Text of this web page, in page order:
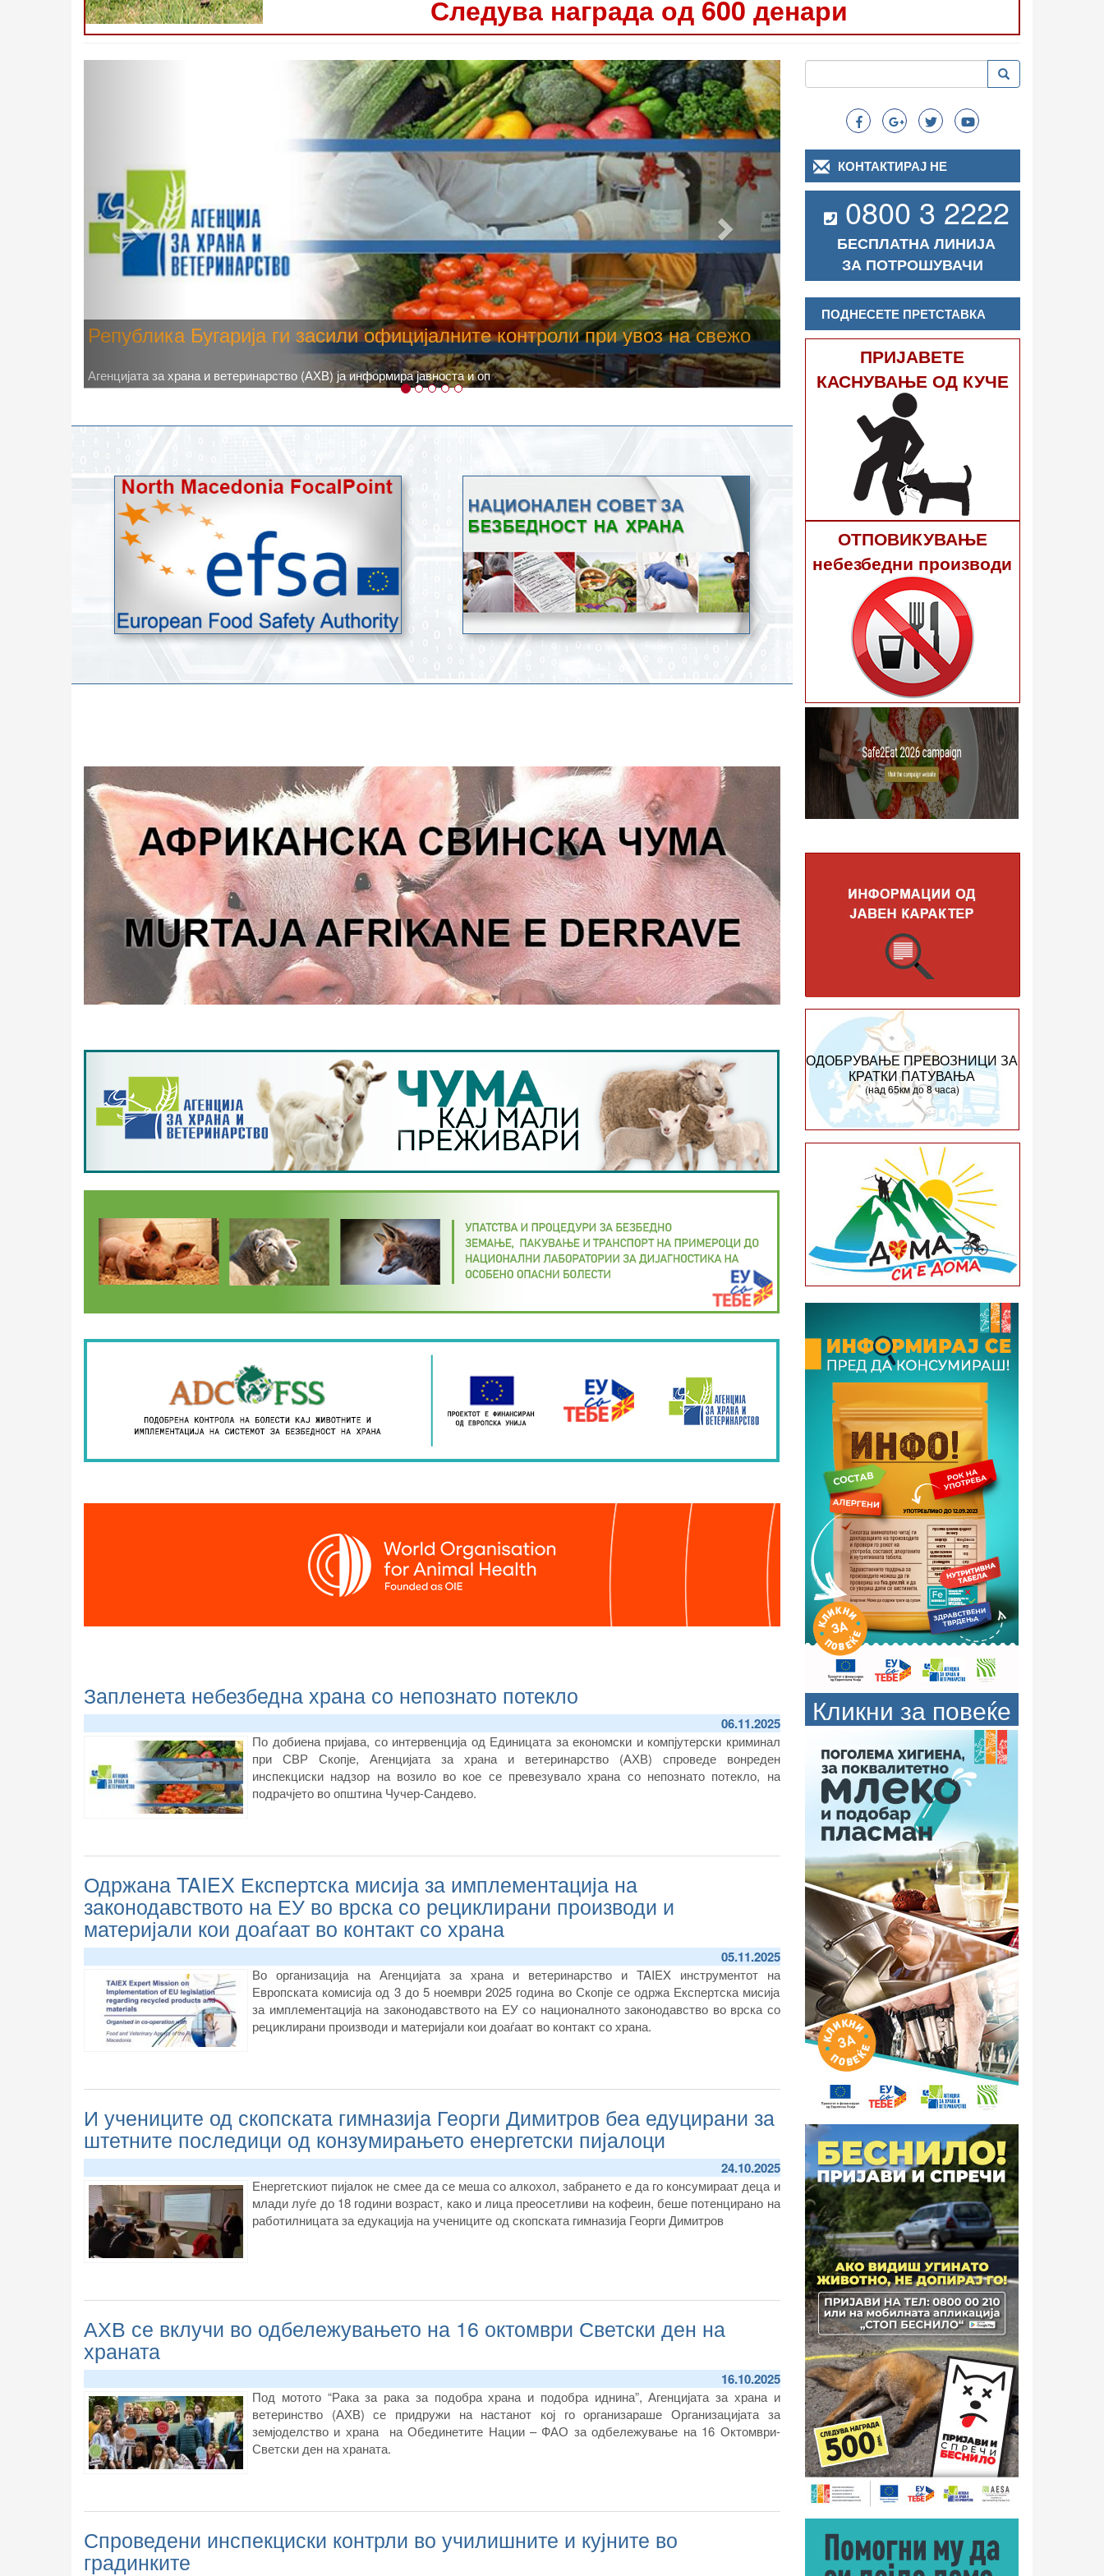
Следува награда од 600 денари
Високите температури ризик од труење со храна, опасни се и за
животните
Новото најавено зголемување на дневните температури, кое според метеоролозите во одредени региони ќе достигне 40
степени, ги зголемува ризиците од појава на труење со храна.
Следно
Запленета небезбедна храна со непознато потекло
06.11.2025
По добиена пријава, со интервенција од Единицата за економски и компјутерски криминал
при СВР Скопје, Агенцијата за храна и ветеринарство (АХВ) спроведе вонреден
инспекциски надзор на возило во кое се превезувало храна со непознато потекло, на
подрачјето во општина Чучер-Сандево.
Одржана TAIEX Експертска мисија за имплементација на
законодавството на ЕУ во врска со рециклирани производи и
материјали кои доаѓаат во контакт со храна
05.11.2025
Во организација на Агенцијата за храна и ветеринарство и TAIEX инструментот на
Европската комисија од 3 до 5 ноември 2025 година во Скопје се одржа Експертска мисија
за имплементација на законодавството на ЕУ со националното законодавство во врска со
рециклирани производи и материјали кои доаѓаат во контакт со храна.
И учениците од скопската гимназија Георги Димитров беа едуцирани за
штетните последици од конзумирањето енергетски пијалоци
24.10.2025
Енергетскиот пијалок не смее да се меша со алкохол, забрането е да го консумираат деца и
млади луѓе до 18 години возраст, како и лица преосетливи на кофеин, беше потенцирано на
работилницата за едукација на учениците од скопската гимназија Георги Димитров
АХВ се вклучи во одбележувањето на 16 октомври Светски ден на
храната
16.10.2025
Под мотото “Рака за рака за подобра храна и подобра иднина”, Агенцијата за храна и
ветеринство (АХВ) се придружи на настанот кој го организараше Организацијата за
земјоделство и храна на Обединетите Нации – ФАО за одбележување на 16 Октомври-
Светски ден на храната.
Спроведени инспекциски контрли во училишните и кујните во
градинките
Search
Пребарување Пребарување
КОНТАКТИРАЈ НЕ
0800 3 2222
БЕСПЛАТНА ЛИНИЈА
ЗА ПОТРОШУВАЧИ
ПОДНЕСЕТЕ ПРЕТСТАВКА
ПРИЈАВЕТЕ
КАСНУВАЊЕ ОД КУЧЕ
ОТПОВИКУВАЊЕ
небезбедни производи
ОДОБРУВАЊЕ ПРЕВОЗНИЦИ ЗА
КРАТКИ ПАТУВАЊА
(над 65км до 8 часа)
Кликни за повеќе